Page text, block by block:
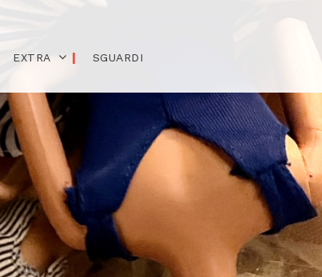
EXTRA SGUARDI